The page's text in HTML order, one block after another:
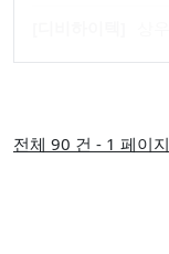
전체 90 건 - 1 페이지